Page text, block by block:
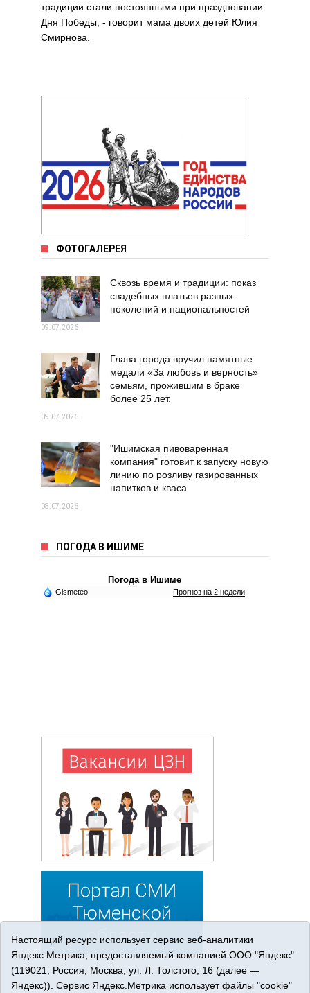
традиции стали постоянными при праздновании
Дня Победы, - говорит мама двоих детей Юлия
Смирнова.
ФОТОГАЛЕРЕЯ
Сквозь время и традиции: показ
свадебных платьев разных
поколений и национальностей
09.07.2026
Глава города вручил памятные
медали «За любовь и верность»
семьям, прожившим в браке
более 25 лет.
09.07.2026
"Ишимская пивоваренная
компания" готовит к запуску новую
линию по розливу газированных
напитков и кваса
08.07.2026
ПОГОДА В ИШИМЕ
Погода в Ишиме
Gismeteo Прогноз на 2 недели
Настоящий ресурс использует сервис веб-аналитики
Яндекс.Метрика, предоставляемый компанией ООО "Яндекс"
(119021, Россия, Москва, ул. Л. Толстого, 16 (далее —
Яндекс)). Сервис Яндекс.Метрика использует файлы "cookie"